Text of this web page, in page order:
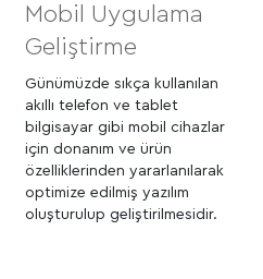
Mobil Uygulama
Geliştirme
Günümüzde sıkça kullanılan
akıllı telefon ve tablet
bilgisayar gibi mobil cihazlar
için donanım ve ürün
özelliklerinden yararlanılarak
optimize edilmiş yazılım
oluşturulup geliştirilmesidir.